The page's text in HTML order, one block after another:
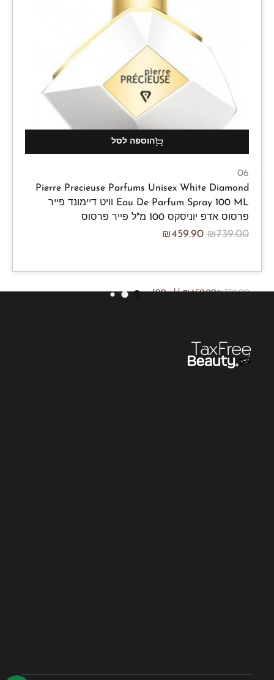
הוספה לסל
06
Pierre Precieuse Parfums Unisex White Diamond
Eau De Parfum Spray 100 ML וויט דיימונד פייר
פרסוס אדפ יוניסקס 100 מ"ל פייר פרסוס
₪739.00
₪459.90
₪739.00
₪459.90
/100ml